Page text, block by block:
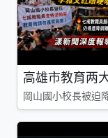
高雄市教育两
岡山國小校長被迫